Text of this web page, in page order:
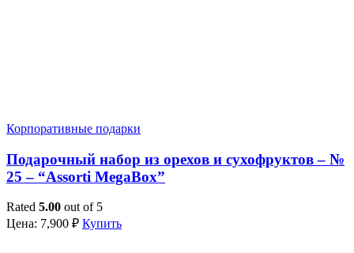
Корпоративные подарки
Подарочный набор из орехов и сухофруктов – №
25 – “Assorti MegaBox”
Rated 5.00 out of 5
Цена: 7,900 ₽ Купить